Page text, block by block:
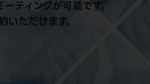
ティングが可能です。
いただけます。